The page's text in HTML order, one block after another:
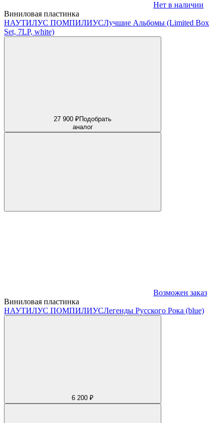
Нет в наличии
Виниловая пластинка
НАУТИЛУС ПОМПИЛИУСЛучшие Альбомы (Limited Box
Set, 7LP, white)
27 900 ₽Подобрать
аналог
Возможен заказ
Виниловая пластинка
НАУТИЛУС ПОМПИЛИУСЛегенды Русского Рока (blue)
6 200 ₽